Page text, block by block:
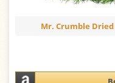
Mr. Crumble